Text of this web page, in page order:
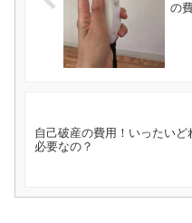
の
自己破産の費用！いったいど
必要なの？